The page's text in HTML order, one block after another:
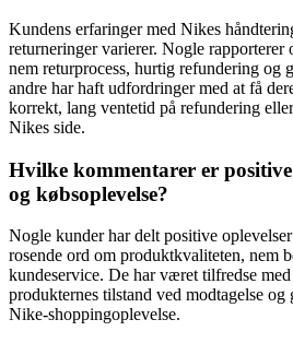
Kundens erfaringer med Nikes
returneringer varierer. Nogle rapporterer
nem returprocess, hurtig refundering og
andre har haft udfordringer med at få
korrekt, lang ventetid på refundering
Nikes side.
Hvilke kommentarer er
og købsoplevelse?
Nogle kunder har delt positive
rosende ord om produktkvaliteten, nem
kundeservice. De har været tilfredse
produkternes tilstand ved modtagelse og
Nike-shoppingoplevelse.